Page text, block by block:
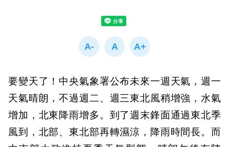
要變天了！中央氣象署公布未來一週天氣，週一
天氣晴朗，不過週二、週三東北風稍增強，水氣
增加，北東降雨增多。到了週末鋒面通過東北季
風到，北部、東北部再轉濕涼，降雨時間長。而